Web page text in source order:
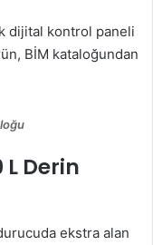
dijital kontrol paneli
BİM kataloğundan
L Derin
ekstra alan